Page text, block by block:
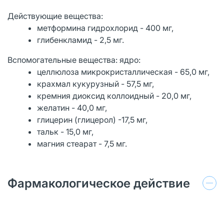
Действующие вещества:
метформина гидрохлорид - 400 мг,
глибенкламид - 2,5 мг.
Вспомогательные вещества: ядро:
целлюлоза микрокристаллическая - 65,0 мг,
крахмал кукурузный - 57,5 мг,
кремния диоксид коллоидный - 20,0 мг,
желатин - 40,0 мг,
глицерин (глицерол) -17,5 мг,
тальк - 15,0 мг,
магния стеарат - 7,5 мг.
Фармакологическое действие